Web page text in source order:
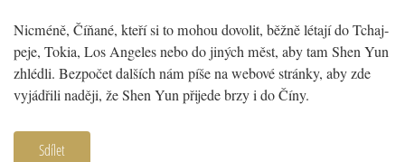
Nicméně, Číňané, kteří si to mohou dovolit, běžně létají do Tchaj-
peje, Tokia, Los Angeles nebo do jiných měst, aby tam Shen Yun
zhlédli. Bezpočet dalších nám píše na webové stránky, aby zde
vyjádřili naději, že Shen Yun přijede brzy i do Číny.
Sdílet